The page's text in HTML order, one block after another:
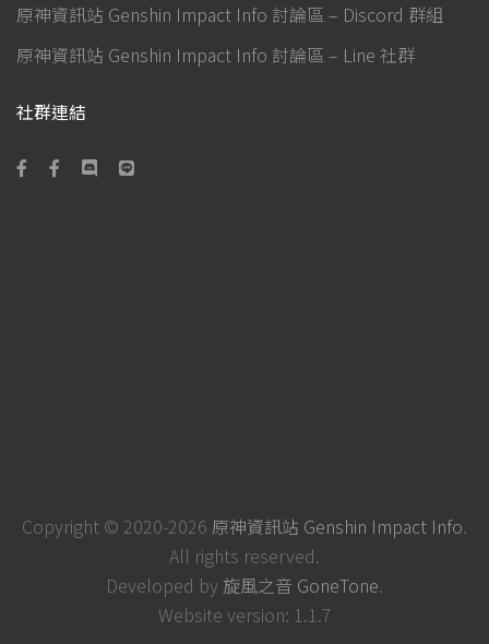
原神資訊站 Genshin Impact Info 討論區 – Discord 群組
原神資訊站 Genshin Impact Info 討論區 – Line 社群
社群連結
Copyright © 2020-2026 原神資訊站 Genshin Impact Info.
All rights reserved.
Developed by 旋風之音 GoneTone.
Website version: 1.1.7